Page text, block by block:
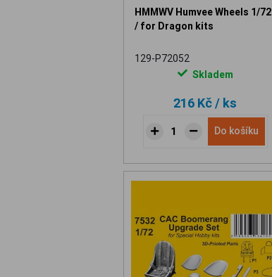
HMMWV Humvee Wheels 1/72
/ for Dragon kits
129-P72052
Skladem
216 Kč/ ks
Do košíku